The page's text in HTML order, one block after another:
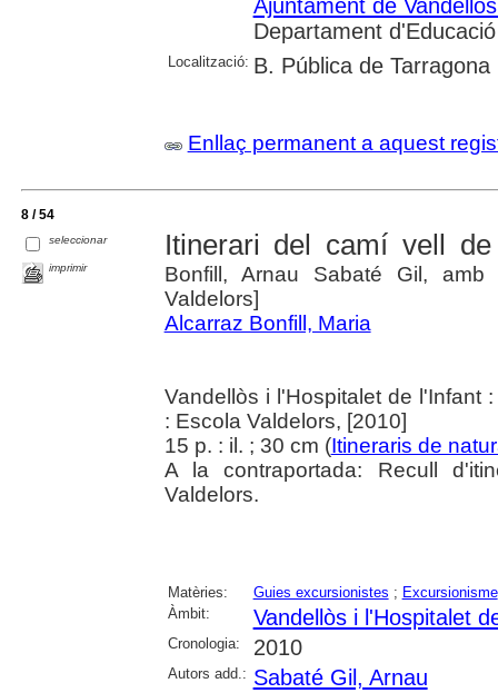
Ajuntament de
Departament d'Educació
Localització: B. Pública de Tarragona
Enllaç permanent a aquest
8 / 54
seleccionar
imprimir
Itinerari del camí vell de
Bonfill, Arnau Sabaté Gil,
Valdelors]
Alcarraz Bonfill, Maria
Vandellòs i l'Hospitalet de l'Infant
: Escola Valdelors, [2010]
15 p. : il. ; 30 cm (Itineraris de
A la contraportada: Recull
Valdelors.
Matèries: Guies excursionistes ; Excursionisme
Àmbit:
Vandellòs i l'Hospitalet
Cronologia: 2010
Autors add.: Sabaté Gil, Arnau